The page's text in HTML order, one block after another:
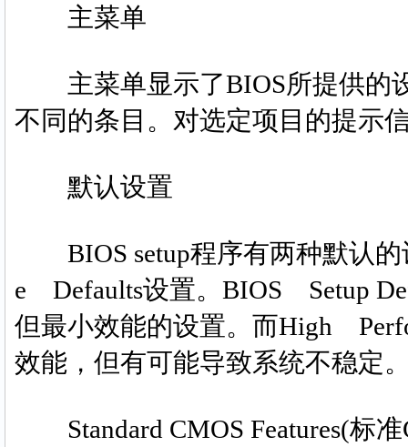
主菜单
主菜单显示了BIOS所提供的
不同的条目。对选定项目的提示
默认设置
BIOS setup程序有两种默认的
e Defaults设置。BIOS Setup
但最小效能的设置。而High
效能，但有可能导致系统不稳定
Standard CMOS Features(标准